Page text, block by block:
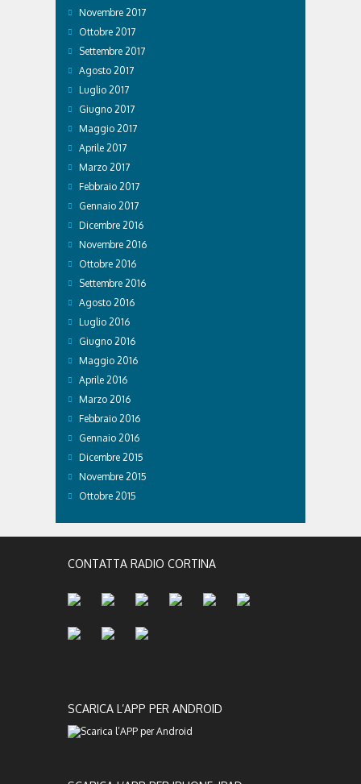
Novembre 2017
Ottobre 2017
Settembre 2017
Agosto 2017
Luglio 2017
Giugno 2017
Maggio 2017
Aprile 2017
Marzo 2017
Febbraio 2017
Gennaio 2017
Dicembre 2016
Novembre 2016
Ottobre 2016
Settembre 2016
Agosto 2016
Luglio 2016
Giugno 2016
Maggio 2016
Aprile 2016
Marzo 2016
Febbraio 2016
Gennaio 2016
Dicembre 2015
Novembre 2015
Ottobre 2015
CONTATTA RADIO CORTINA
SCARICA L’APP PER ANDROID